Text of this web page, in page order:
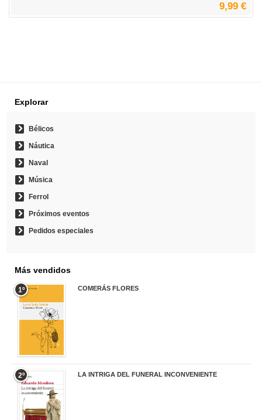
9,99 €
Explorar
Bélicos
Náutica
Naval
Música
Ferrol
Próximos eventos
Pedidos especiales
Más vendidos
1º COMERÁS FLORES
2º LA INTRIGA DEL FUNERAL INCONVENIENTE